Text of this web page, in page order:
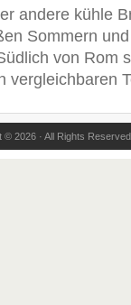
andere kühle
Sommern
von Rom
vergleichbaren
© 2026 · All Rights